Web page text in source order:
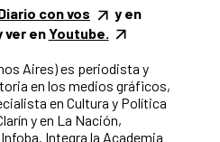
con vos
y en
ver enYoutube.
Aires) es periodista y
en los medios gráficos,
en Cultura y Política
y en La Nación,
Integra la Academia